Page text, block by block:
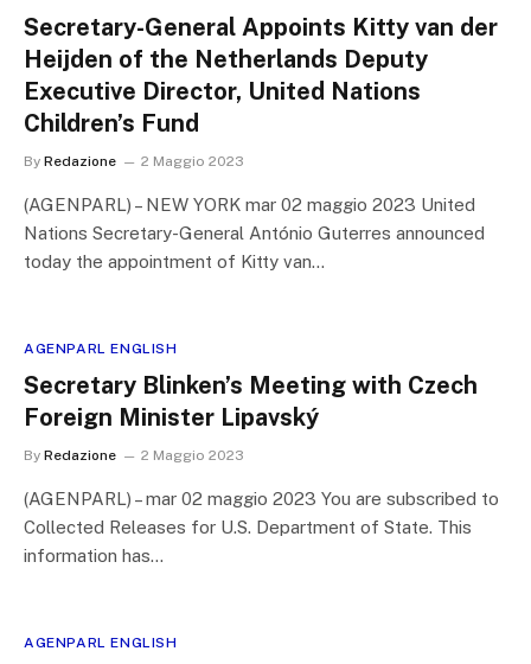
Secretary-General Appoints Kitty van der
Heijden of the Netherlands Deputy
Executive Director, United Nations
Children’s Fund
By Redazione 2 Maggio 2023
(AGENPARL) – NEW YORK mar 02 maggio 2023 United
Nations Secretary-General António Guterres announced
today the appointment of Kitty van…
AGENPARL ENGLISH
Secretary Blinken’s Meeting with Czech
Foreign Minister Lipavský
By Redazione 2 Maggio 2023
(AGENPARL) – mar 02 maggio 2023 You are subscribed to
Collected Releases for U.S. Department of State. This
information has…
AGENPARL ENGLISH